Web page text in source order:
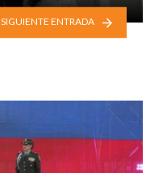
SIGUIENTE ENTRADA